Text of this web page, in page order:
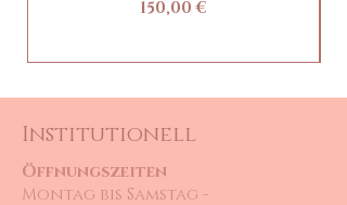
Prezzo
150,00 €
Institutionell
Öffnungszeiten
Montag bis Samstag -